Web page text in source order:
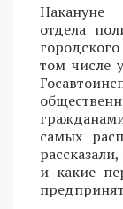
Накануне
отдела
том числе
самых
и какие